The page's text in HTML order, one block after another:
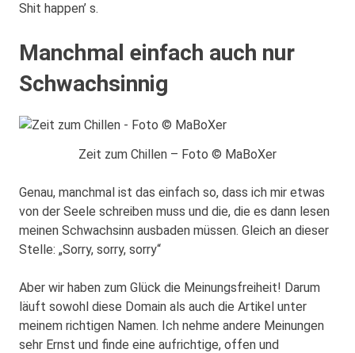
Shit happen’ s.
Manchmal einfach auch nur
Schwachsinnig
Zeit zum Chillen – Foto © MaBoXer
Genau, manchmal ist das einfach so, dass ich mir etwas
von der Seele schreiben muss und die, die es dann lesen
meinen Schwachsinn ausbaden müssen. Gleich an dieser
Stelle: „Sorry, sorry, sorry“
Aber wir haben zum Glück die Meinungsfreiheit! Darum
läuft sowohl diese Domain als auch die Artikel unter
meinem richtigen Namen. Ich nehme andere Meinungen
sehr Ernst und finde eine aufrichtige, offen und